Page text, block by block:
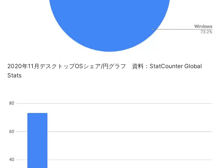
2020年11月デスクトップOSシェア/円グラフ 資料：StatCounter Global
Stats